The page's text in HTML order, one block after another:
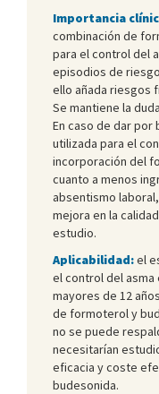
Importancia
combinación de
para el control del
episodios de
ello añada riesgos
Se mantiene la
En caso de dar por
utilizada para el
incorporación del
cuanto a menos
absentismo
mejora en la
estudio.
Aplicabilidad:el
el control del asma
mayores de 12
de formoterol y
no se puede
necesitarían
eficacia y coste
budesonida.